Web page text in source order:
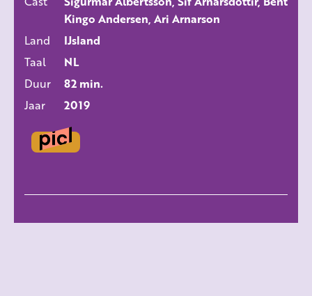
Kingo Andersen, Ari Arnarson
Land
IJsland
Taal
NL
Duur
82 min.
Jaar
2019